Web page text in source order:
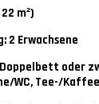
m²)
2 Erwachsene
oder
WC, Tee-/